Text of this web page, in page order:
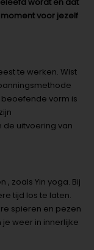
voor jezelf
te werken. Wist
vorm is
de uitvoering van
zoals Yin yoga. Bij
tijd los te laten.
spieren en pezen
weer in innerlijke